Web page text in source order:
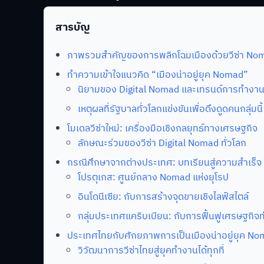
สารบัญ
ภาพรวมสำคัญของการพลิกโฉมเมืองด้วยวีซ่า
ทำความเข้าใจแนวคิด “เมืองน่าอยู่ยุค Nomad”
นิยามของ Digital Nomad และเทรนด์การทำงา
เหตุผลที่รัฐบาลทั่วโลกแข่งขันเพื่อดึงดูดคนกลุ่มนี้
โมเดลวีซ่าใหม่: เครื่องมือเชิงกลยุทธ์ทางเศรษฐกิจ
ลักษณะร่วมของวีซ่า Digital Nomad ทั่วโลก
กรณีศึกษาจากต่างประเทศ: บทเรียนสู่ความสำเร็จ
โปรตุเกส: ศูนย์กลาง Nomad แห่งยุโรป
อินโดนีเซีย: กับการสร้างจุดขายเชิงไลฟ์สไตล์
กลุ่มประเทศแคริบเบียน: กับการฟื้นฟูเศรษฐกิจ
ประเทศไทยกับศักยภาพการเป็นเมืองน่าอยู่ยุค
วิวัฒนาการวีซ่าไทยสู่ยุคทำงานได้ทุกที่